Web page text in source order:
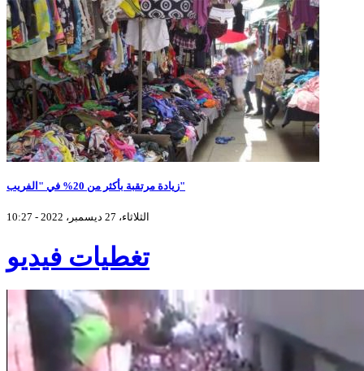
زيادة مرتقبة بأكثر من 20% في "الفريب"
الثلاثاء، 27 ديسمبر، 2022 - 10:27
تغطيات فيديو